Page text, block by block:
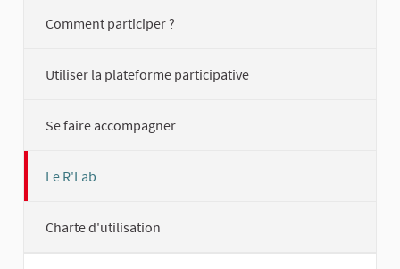
Comment participer ?
Utiliser la plateforme participative
Se faire accompagner
Le R'Lab
Charte d'utilisation